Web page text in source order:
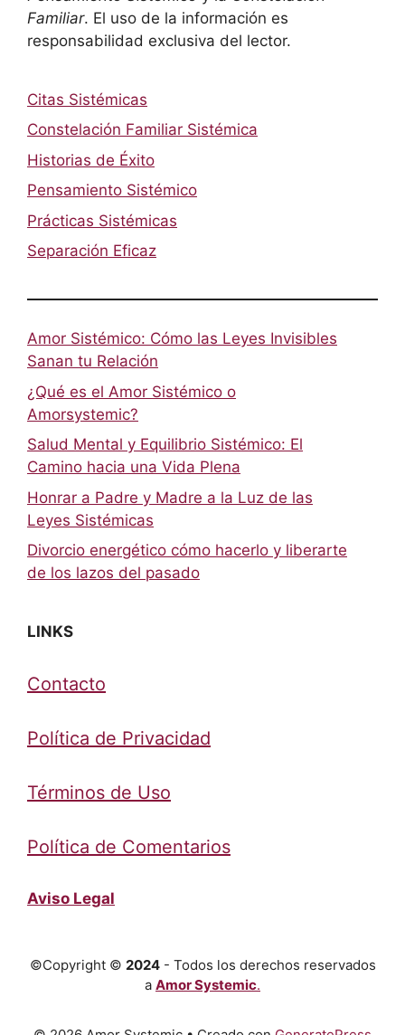
Familiar. El uso de la información es
responsabilidad exclusiva del lector.
Citas Sistémicas
Constelación Familiar Sistémica
Historias de Éxito
Pensamiento Sistémico
Prácticas Sistémicas
Separación Eficaz
Amor Sistémico: Cómo las Leyes Invisibles
Sanan tu Relación
¿Qué es el Amor Sistémico o
Amorsystemic?
Salud Mental y Equilibrio Sistémico: El
Camino hacia una Vida Plena
Honrar a Padre y Madre a la Luz de las
Leyes Sistémicas
Divorcio energético cómo hacerlo y liberarte
de los lazos del pasado
LINKS
Contacto
Política de Privacidad
Términos de Uso
Política de Comentarios
Aviso Legal
©Copyright © 2024- Todos los derechos reservados
a Amor Systemic.